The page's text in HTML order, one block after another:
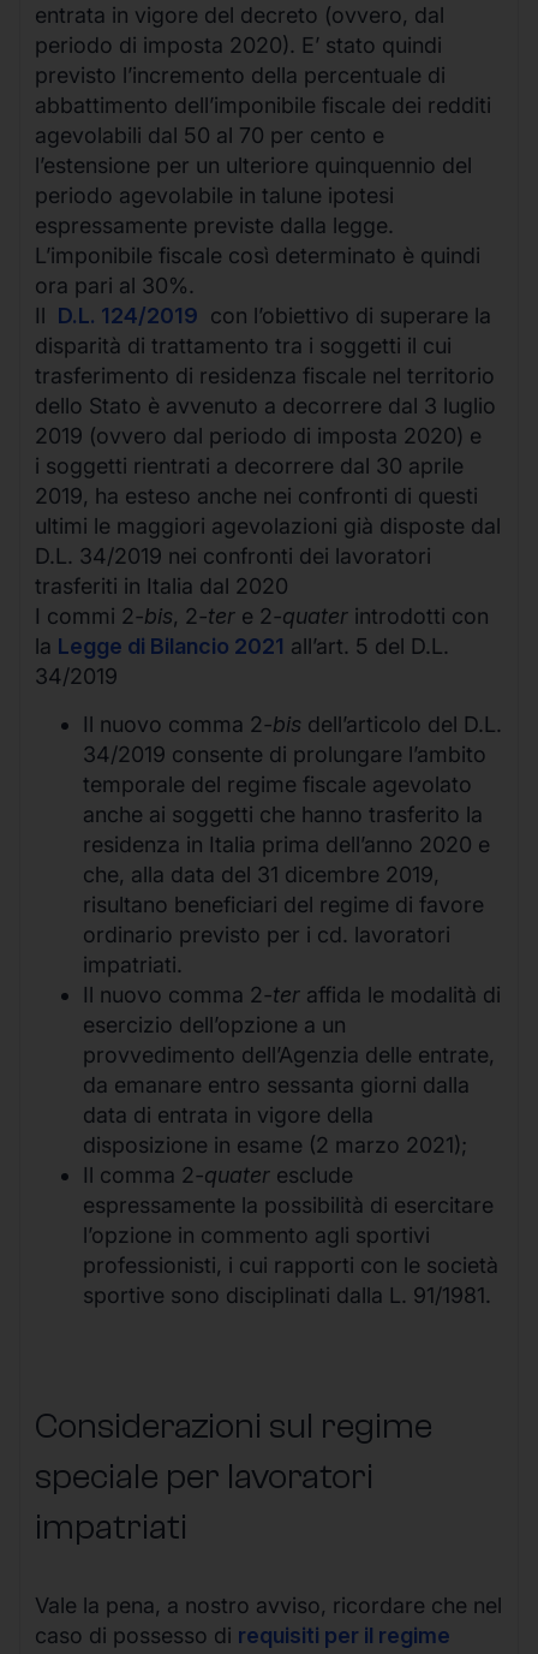
entrata in vigore del decreto (ovvero, dal
periodo di imposta 2020). E’ stato quindi
previsto l’incremento della percentuale di
abbattimento dell’imponibile fiscale dei redditi
agevolabili dal 50 al 70 per cento e
l’estensione per un ulteriore quinquennio del
periodo agevolabile in talune ipotesi
espressamente previste dalla legge.
L’imponibile fiscale così determinato è quindi
ora pari al 30%.
Il D.L. 124/2019 con l’obiettivo di superare la
disparità di trattamento tra i soggetti il cui
trasferimento di residenza fiscale nel territorio
dello Stato è avvenuto a decorrere dal 3 luglio
2019 (ovvero dal periodo di imposta 2020) e
i soggetti rientrati a decorrere dal 30 aprile
2019, ha esteso anche nei confronti di questi
ultimi le maggiori agevolazioni già disposte dal
D.L. 34/2019 nei confronti dei lavoratori
trasferiti in Italia dal 2020
I commi 2-bis, 2-ter e 2-quater introdotti con
la Legge di Bilancio 2021 all’art. 5 del D.L.
34/2019
Il nuovo comma 2-bis dell’articolo del D.L.
34/2019 consente di prolungare l’ambito
temporale del regime fiscale agevolato
anche ai soggetti che hanno trasferito la
residenza in Italia prima dell’anno 2020 e
che, alla data del 31 dicembre 2019,
risultano beneficiari del regime di favore
ordinario previsto per i cd. lavoratori
impatriati.
Il nuovo comma 2-ter affida le modalità di
esercizio dell’opzione a un
provvedimento dell’Agenzia delle entrate,
da emanare entro sessanta giorni dalla
data di entrata in vigore della
disposizione in esame (2 marzo 2021);
Il comma 2-quater esclude
espressamente la possibilità di esercitare
l’opzione in commento agli sportivi
professionisti, i cui rapporti con le società
sportive sono disciplinati dalla L. 91/1981.
Considerazioni sul regime
speciale per lavoratori
impatriati
Vale la pena, a nostro avviso, ricordare che nel
caso di possesso di requisiti per il regime